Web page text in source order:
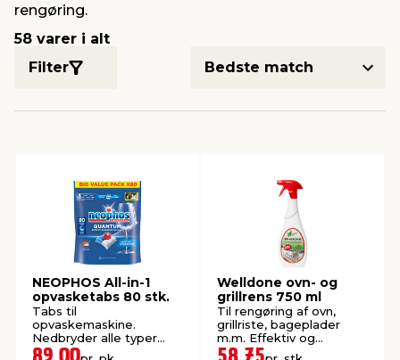
brædder
& ukrudt
& opbevaring
& persienner
& standere
& syltning
& ventilation
kloak
Home
& fugemasse
& spande
underholdning
rengøring.
58 varer i alt
Filter
NEOPHOS All-in-1
opvasketabs 80 stk.
Tabs til
opvaskemaskine.
Nedbryder alle typer
madrester.
Welldone ovn- og
grillrens 750 ml
Til rengøring af ovn,
grillriste, bageplader
m.m. Effektiv og
hurtigtvirkende.